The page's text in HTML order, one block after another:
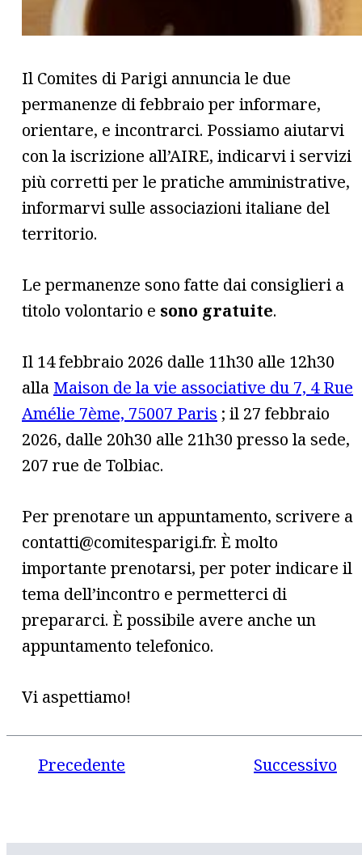
Il Comites di Parigi annuncia le due
permanenze di febbraio per informare,
orientare, e incontrarci. Possiamo aiutarvi
con la iscrizione all’AIRE, indicarvi i servizi
più corretti per le pratiche amministrative,
informarvi sulle associazioni italiane del
territorio.
Le permanenze sono fatte dai consiglieri a
titolo volontario e sono gratuite.
Il 14 febbraio 2026 dalle 11h30 alle 12h30
alla Maison de la vie associative du 7, 4 Rue
Amélie 7ème, 75007 Paris ; il 27 febbraio
2026, dalle 20h30 alle 21h30 presso la sede,
207 rue de Tolbiac.
Per prenotare un appuntamento, scrivere a
contatti@comitesparigi.fr. È molto
importante prenotarsi, per poter indicare il
tema dell’incontro e permetterci di
prepararci. È possibile avere anche un
appuntamento telefonico.
Vi aspettiamo!
Precedente Successivo